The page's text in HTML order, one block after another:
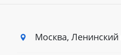
Москва, Ленинский